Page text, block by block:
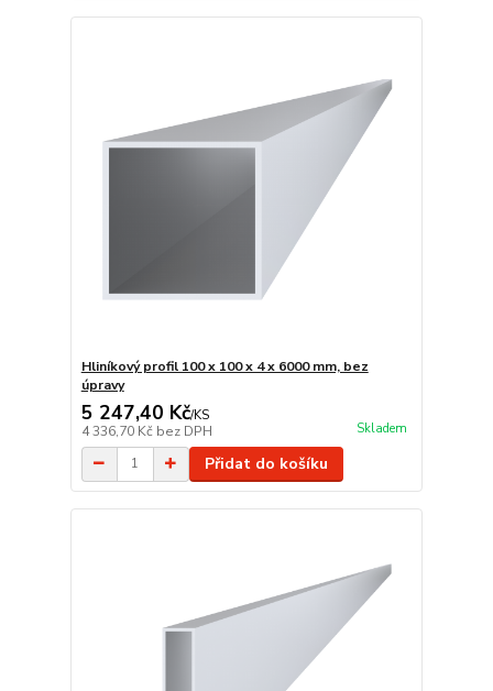
Hliníkový profil 100 x 100 x 4 x 6000 mm, bez
úpravy
5 247,40 Kč/KS
4 336,70 Kč bez DPH Skladem
Přidat do košíku